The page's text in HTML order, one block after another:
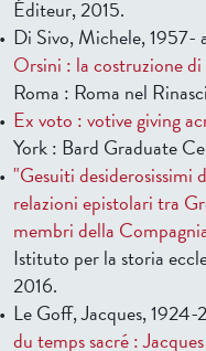
Éditeur, 2015.
Di Sivo, Michele, 1957-
Orsini : la costruzione
Roma : Roma nel
Ex voto : votive giving
York : Bard Graduate
"Gesuiti desiderosissimi
relazioni epistolari tra
membri della
Istituto per la storia
2016.
Le Goff, Jacques, 1924-
du temps sacré :